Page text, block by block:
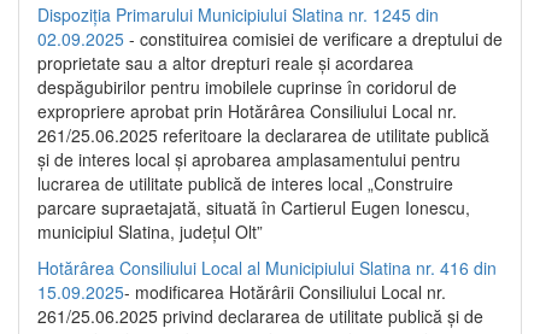
Dispoziția Primarului Municipiului Slatina nr. 1245 din
02.09.2025 - constituirea comisiei de verificare a dreptului de
proprietate sau a altor drepturi reale și acordarea
despăgubirilor pentru imobilele cuprinse în coridorul de
expropriere aprobat prin Hotărârea Consiliului Local nr.
261/25.06.2025 referitoare la declararea de utilitate publică
și de interes local și aprobarea amplasamentului pentru
lucrarea de utilitate publică de interes local „Construire
parcare supraetajată, situată în Cartierul Eugen Ionescu,
municipiul Slatina, județul Olt”
Hotărârea Consiliului Local al Municipiului Slatina nr. 416 din
15.09.2025- modificarea Hotărârii Consiliului Local nr.
261/25.06.2025 privind declararea de utilitate publică și de